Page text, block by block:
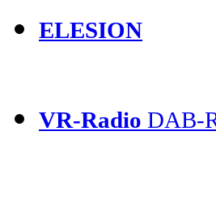
ELESION
VR-Radio DAB-